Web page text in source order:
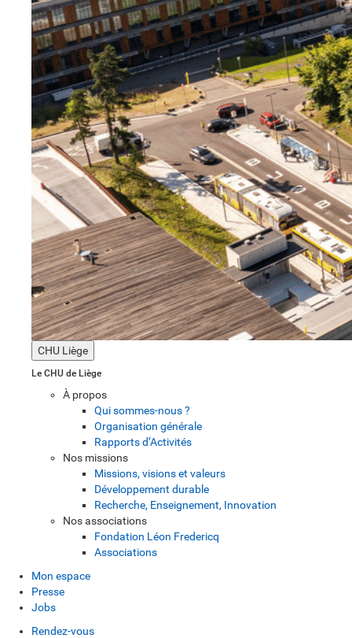
CHU Liège
Le CHU de Liège
À propos
Qui sommes-nous ?
Organisation générale
Rapports d’Activités
Nos missions
Missions, visions et valeurs
Développement durable
Recherche, Enseignement, Innovation
Nos associations
Fondation Léon Fredericq
Associations
Mon espace
Presse
Jobs
Rendez-vous